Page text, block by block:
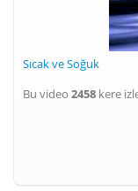
Sıcak ve Soğuk
Bu video 2458 kere